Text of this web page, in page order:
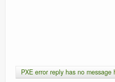
PXE error reply has no message